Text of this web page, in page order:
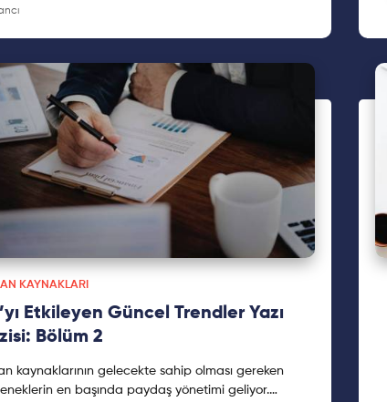
KAYNAKLARI
Etkileyen Güncel Trendler Yazı
Bölüm 2
kaynaklarının gelecekte sahip olması gereken
en başında paydaş yönetimi geliyor.